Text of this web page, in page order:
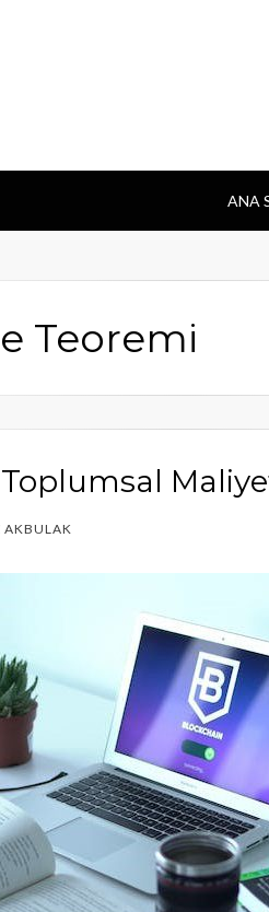
ANA
Teoremi
AKBULAK